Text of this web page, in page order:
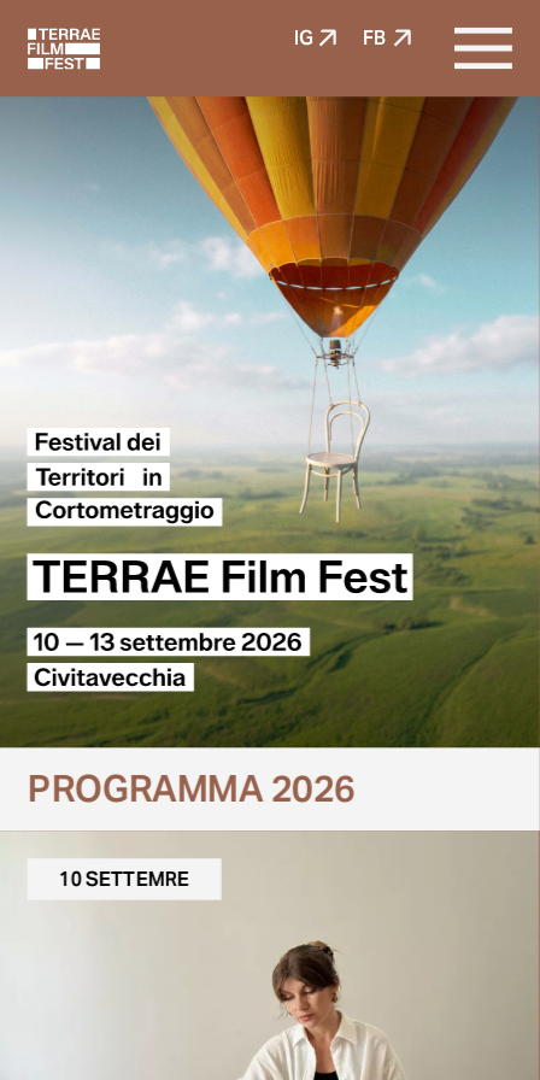
Maria Gimenez Cavallo
PROGRAMMA 2026
10 SETTEMRE
FB
IG